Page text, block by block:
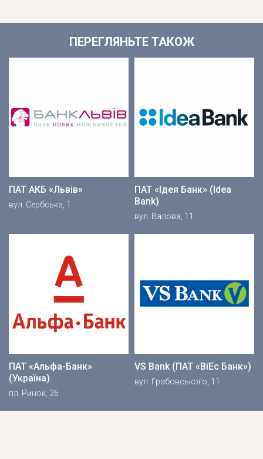
ПЕРЕГЛЯНЬТЕ ТАКОЖ
ПАТ АКБ «Львів»
вул. Сербська, 1
ПАТ «Ідея Банк» (Idea
Bank)
вул. Валова, 11
ПАТ «Альфа-Банк»
(Україна)
пл. Ринок, 26
VS Bank (ПАТ «ВіЕс Банк»)
вул. Грабовського, 11